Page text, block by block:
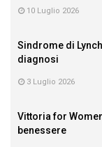
10 Luglio 2026
Sindrome di
diagnosi
3 Luglio 2026
Vittoria for
benessere